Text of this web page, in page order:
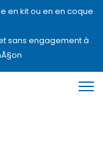
en kit ou en en coque
sans engagement à